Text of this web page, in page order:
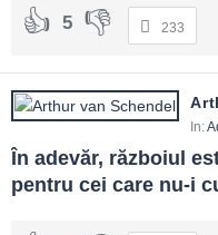
5 233
In:
În adevăr, războiul
pentru cei care nu-i